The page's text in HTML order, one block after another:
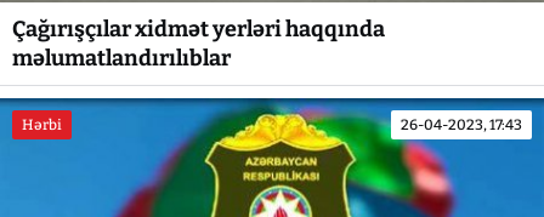
Çağırışçılar xidmət yerləri haqqında
məlumatlandırılıblar
Hərbi 26-04-2023, 17:43